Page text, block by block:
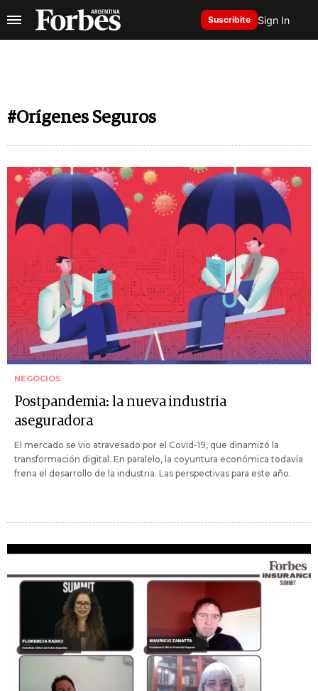
Suscribite Sign In
#Orígenes Seguros
NEGOCIOS
Postpandemia: la nueva industria
aseguradora
El mercado se vio atravesado por el Covid-19, que dinamizó la
transformación digital. En paralelo, la coyuntura económica todavía
frena el desarrollo de la industria. Las perspectivas para este año.